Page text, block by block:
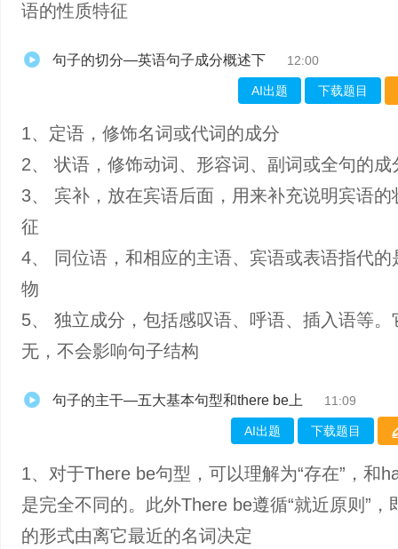
语的性质特征
句子的切分—英语句子成分概述下 12:00
AI出题 下载题目
1、定语，修饰名词或代词的成分
2、 状语，修饰动词、形容词、副词或全句的成
3、 宾补，放在宾语后面，用来补充说明宾语的
征
4、 同位语，和相应的主语、宾语或表语指代的
物
5、 独立成分，包括感叹语、呼语、插入语等。
无，不会影响句子结构
句子的主干—五大基本句型和there be上 11:09
AI出题 下载题目
1、对于There be句型，可以理解为“存在”，和
是完全不同的。此外There be遵循“就近原则”，
的形式由离它最近的名词决定